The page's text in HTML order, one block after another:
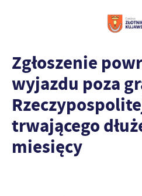
Zgłoszenie
wyjazdu poza
trwającego
miesięcy